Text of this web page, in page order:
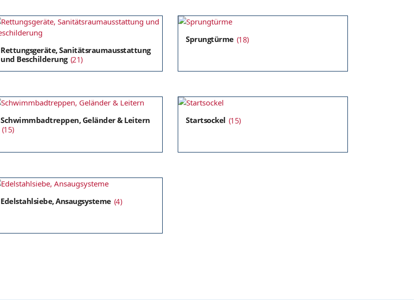
Rettungsgeräte, Sanitätsraumausstattung
und Beschilderung (21)
Sprungtürme (18)
Schwimmbadtreppen, Geländer & Leitern
(15)
Startsockel (15)
Edelstahlsiebe, Ansaugsysteme (4)